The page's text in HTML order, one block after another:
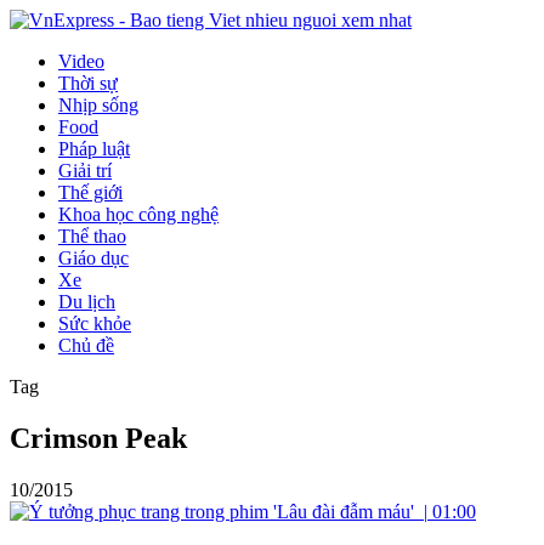
Video
Thời sự
Nhịp sống
Food
Pháp luật
Giải trí
Thế giới
Khoa học công nghệ
Thể thao
Giáo dục
Xe
Du lịch
Sức khỏe
Chủ đề
Tag
Crimson Peak
10/2015
| 01:00